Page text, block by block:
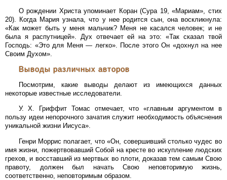
О рождении Христа упоминает Коран (Сура 19, «Мариам», стих
20). Когда Мария узнала, что у нее родится сын, она воскликнула:
«Как может быть у меня мальчик? Меня не касался человек; и не
была я распутницей». Дух отвечает ей на это: «Так сказал твой
Господь: «Это для Меня — легко». После этого Он «дохнул на нее
Своим Духом».
Выводы различных авторов
Посмотрим, какие выводы делают из имеющихся данных
некоторые известные исследователи.
У. Х. Гриффит Томас отмечает, что «главным аргументом в
пользу идеи непорочного зачатия служит необходимость объяснения
уникальной жизни Иисуса».
Генри Моррис полагает, что «Он, совершивший столько чудес во
имя жизни, пожертвовавший Собой на кресте во искупление людских
грехов, и восставший из мертвых во плоти, доказав тем самым Свою
правоту, должен был начать Свою неповторимую жизнь,
соответственно, неповторимым образом.